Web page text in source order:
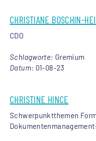
CHRISTIANE BOSCHIN-
CDO
Schlagworte: Gremium
Datum: 01-08-23
CHRISTINE HINCE
Schwerpunktthemen